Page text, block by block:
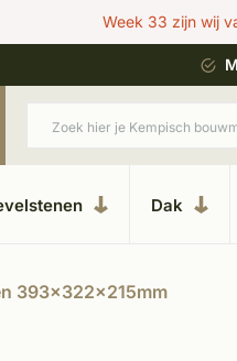
Week 33 zijn wij
bouwstijl
Dak
393x322x215mm